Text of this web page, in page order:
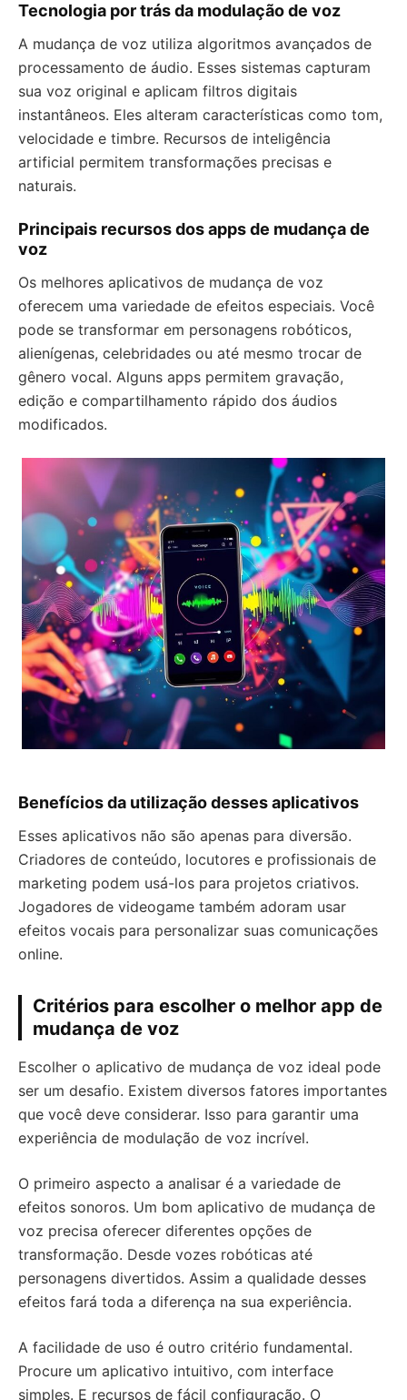
Tecnologia por trás da modulação de voz
A mudança de voz utiliza algoritmos avançados de
processamento de áudio. Esses sistemas capturam
sua voz original e aplicam filtros digitais
instantâneos. Eles alteram características como tom,
velocidade e timbre. Recursos de inteligência
artificial permitem transformações precisas e
naturais.
Principais recursos dos apps de mudança de
voz
Os melhores aplicativos de mudança de voz
oferecem uma variedade de efeitos especiais. Você
pode se transformar em personagens robóticos,
alienígenas, celebridades ou até mesmo trocar de
gênero vocal. Alguns apps permitem gravação,
edição e compartilhamento rápido dos áudios
modificados.
Benefícios da utilização desses aplicativos
Esses aplicativos não são apenas para diversão.
Criadores de conteúdo, locutores e profissionais de
marketing podem usá-los para projetos criativos.
Jogadores de videogame também adoram usar
efeitos vocais para personalizar suas comunicações
online.
Critérios para escolher o melhor app de
mudança de voz
Escolher o aplicativo de mudança de voz ideal pode
ser um desafio. Existem diversos fatores importantes
que você deve considerar. Isso para garantir uma
experiência de modulação de voz incrível.
O primeiro aspecto a analisar é a variedade de
efeitos sonoros. Um bom aplicativo de mudança de
voz precisa oferecer diferentes opções de
transformação. Desde vozes robóticas até
personagens divertidos. Assim a qualidade desses
efeitos fará toda a diferença na sua experiência.
A facilidade de uso é outro critério fundamental.
Procure um aplicativo intuitivo, com interface
simples. E recursos de fácil configuração. O